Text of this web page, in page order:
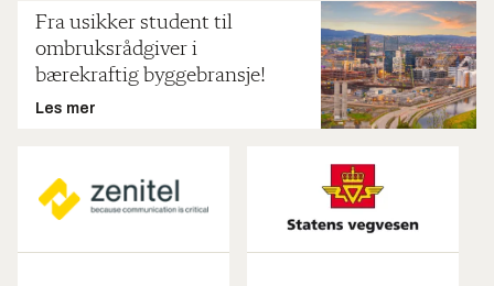
Fra usikker student til
ombruksrådgiver i
bærekraftig byggebransje!
Les mer